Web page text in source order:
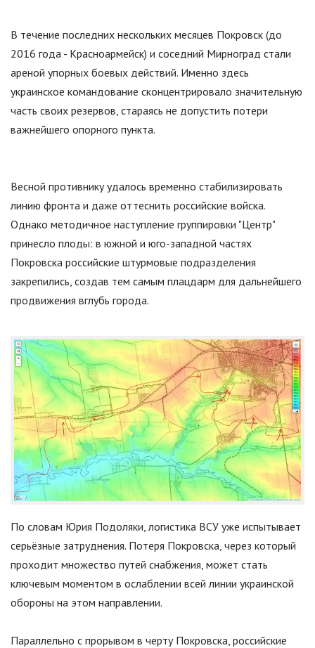
В течение последних нескольких месяцев Покровск (до
2016 года - Красноармейск) и соседний Мирноград стали
ареной упорных боевых действий. Именно здесь
украинское командование сконцентрировало значительную
часть своих резервов, стараясь не допустить потери
важнейшего опорного пункта.
Весной противнику удалось временно стабилизировать
линию фронта и даже оттеснить российские войска.
Однако методичное наступление группировки "Центр"
принесло плоды: в южной и юго-западной частях
Покровска российские штурмовые подразделения
закрепились, создав тем самым плацдарм для дальнейшего
продвижения вглубь города.
По словам Юрия Подоляки, логистика ВСУ уже испытывает
серьёзные затруднения. Потеря Покровска, через который
проходит множество путей снабжения, может стать
ключевым моментом в ослаблении всей линии украинской
обороны на этом направлении.
Параллельно с прорывом в черту Покровска, российские